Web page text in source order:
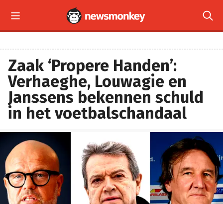
 
Zaak ‘Propere Handen’:
Verhaeghe, Louwagie en
Janssens bekennen schuld
in het voetbalschandaal